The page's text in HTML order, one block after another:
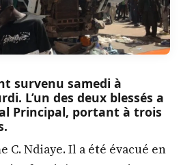
survenu samedi à
L’un des deux blessés a
Principal, portant à trois
C. Ndiaye. Il a été évacué en